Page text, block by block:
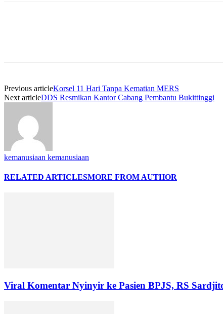
Previous articleKorsel 11 Hari Tanpa Kematian MERS
Next articleDDS Resmikan Kantor Cabang Pembantu Bukittinggi
kemanusiaan kemanusiaan
RELATED ARTICLESMORE FROM AUTHOR
Viral Komentar Nyinyir ke Pasien BPJS, RS